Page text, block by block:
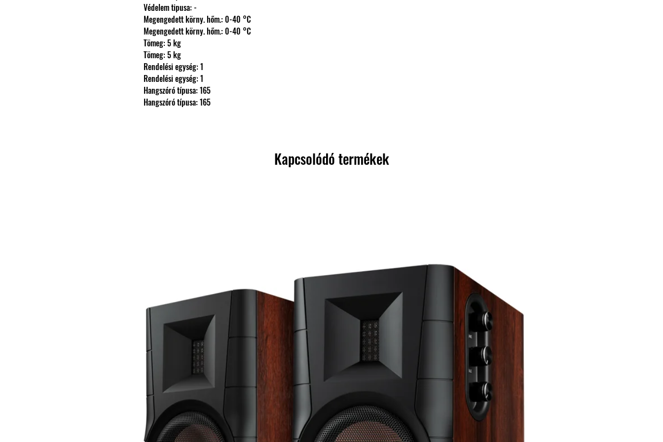
                Védelem tipusa: -
                Megengedett körny. hőm.: 0-40 °C
                Megengedett körny. hőm.: 0-40 °C
                Tömeg: 5 kg
                Tömeg: 5 kg
                Rendelési egység: 1
                Rendelési egység: 1
                Hangszóró típusa: 165
                Hangszóró típusa: 165
Kapcsolódó termékek